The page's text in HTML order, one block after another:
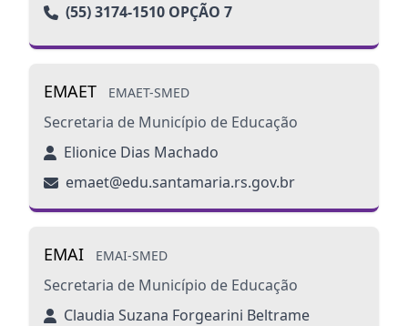
(55) 3174-1510 OPÇÃO 7
EMAET EMAET-SMED
Secretaria de Município de Educação
Elionice Dias Machado
emaet@edu.santamaria.rs.gov.br
EMAI EMAI-SMED
Secretaria de Município de Educação
Claudia Suzana Forgearini Beltrame